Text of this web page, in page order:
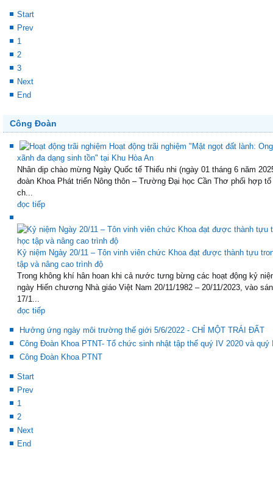
Start
Prev
1
2
3
Next
End
Công Đoàn
Hoạt động trãi nghiệm "Mật ngọt đất lành:
xãnh đa dạng sinh tồn" tại Khu Hòa An
Nhân dịp chào mừng Ngày Quốc tế Thiếu nhi (ngày 01 tháng 6 năm
đoàn Khoa Phát triển Nông thôn – Trường Đại học Cần Thơ phối hợp
ch...
đọc tiếp
Kỷ niệm Ngày 20/11 – Tôn vinh viên chức Khoa đạt được thành tựu
tập và nâng cao trình độ
Trong không khí hân hoan khi cả nước tưng bừng các hoạt động kỷ
ngày Hiến chương Nhà giáo Việt Nam 20/11/1982 – 20/11/2023, vào
17/1...
đọc tiếp
Hưởng ứng ngày môi trường thế giới 5/6/2022 - CHỈ MỘT TRÁI ĐẤT
Công Đoàn Khoa PTNT- Tổ chức sinh nhật tập thể quý IV 2020 và quý
Công Đoàn Khoa PTNT
Start
Prev
1
2
Next
End